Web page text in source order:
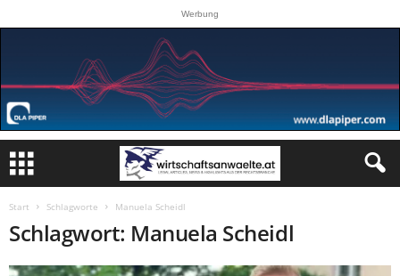
Werbung
Start Schlagworte Manuela Scheidl
Schlagwort: Manuela Scheidl